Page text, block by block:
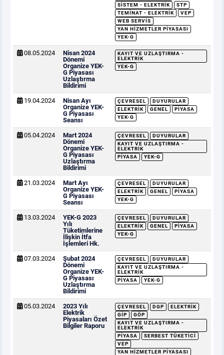
SISTEM - ELEKTRIK
STP
TEMINAT - ELEKTRIK
VEP
WEB SERVIS
YAN HIZMETLER PIYASASI
YEK-G
08.05.2024
Nisan 2024
Dönemi
Organize YEK-
G Piyasası
Uzlaştırma
Bildirimi
KAYIT VE UZLAŞTIRMA -
ELEKTRIK
YEK-G
19.04.2024
Nisan Ayı
Organize YEK-
G Piyasası
Seansı
ÇEVRESEL
DUYURULAR
ELEKTRIK
GENEL
PIYASA
YEK-G
05.04.2024
Mart 2024
Dönemi
Organize YEK-
G Piyasası
Uzlaştırma
Bildirimi
ÇEVRESEL
DUYURULAR
KAYIT VE UZLAŞTIRMA -
ELEKTRIK
PIYASA
YEK-G
21.03.2024
Mart Ayı
Organize YEK-
G Piyasası
Seansı
ÇEVRESEL
DUYURULAR
ELEKTRIK
GENEL
PIYASA
YEK-G
13.03.2024
YEK-G 2023
Yılı
Tüketimlerine
İlişkin İtfa
İşlemleri Hk.
ÇEVRESEL
DUYURULAR
ELEKTRIK
GENEL
PIYASA
YEK-G
07.03.2024
Şubat 2024
Dönemi
Organize YEK-
G Piyasası
Uzlaştırma
Bildirimi
ÇEVRESEL
DUYURULAR
KAYIT VE UZLAŞTIRMA -
ELEKTRIK
PIYASA
YEK-G
05.03.2024
2023 Yılı
Elektrik
Piyasaları Özet
Bilgiler Raporu
ÇEVRESEL DGP
ELEKTRIK
GİP
GÖP
KAYIT VE UZLAŞTIRMA -
ELEKTRIK
PIYASA
SERBEST TÜKETICI
VEP
YAN HIZMETLER PIYASASI